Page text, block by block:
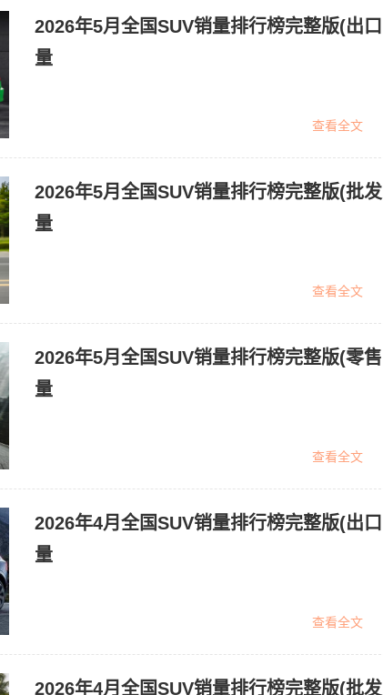
2026年5月全国SUV销量排行榜完整版(出口
量
查看全文
2026年5月全国SUV销量排行榜完整版(批发
量
查看全文
2026年5月全国SUV销量排行榜完整版(零售
量
查看全文
2026年4月全国SUV销量排行榜完整版(出口
量
查看全文
2026年4月全国SUV销量排行榜完整版(批发